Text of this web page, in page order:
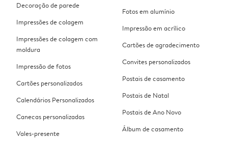
Decoração de parede
Impressões de colagem
Impressões de colagem com
moldura
Impressão de fotos
Cartões personalizados
Calendários Personalizados
Canecas personalizadas
Vales-presente
Fotos em alumínio
Impressão em acrílico
Cartões de agradecimento
Convites personalizados
Postais de casamento
Postais de Natal
Postais de Ano Novo
Álbum de casamento